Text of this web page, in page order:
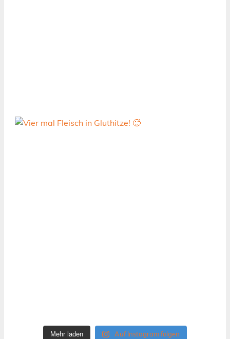
Mehr laden Auf Instagram folgen